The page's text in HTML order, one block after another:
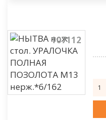
107112